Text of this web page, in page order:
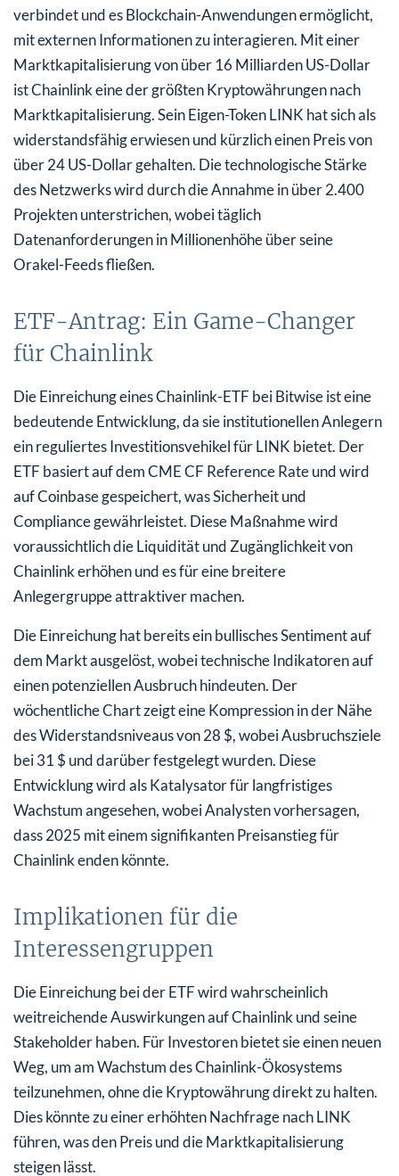
verbindet und es Blockchain-Anwendungen ermöglicht,
mit externen Informationen zu interagieren. Mit einer
Marktkapitalisierung von über 16 Milliarden US-Dollar
ist Chainlink eine der größten Kryptowährungen nach
Marktkapitalisierung. Sein Eigen-Token LINK hat sich als
widerstandsfähig erwiesen und kürzlich einen Preis von
über 24 US-Dollar gehalten. Die technologische Stärke
des Netzwerks wird durch die Annahme in über 2.400
Projekten unterstrichen, wobei täglich
Datenanforderungen in Millionenhöhe über seine
Orakel-Feeds fließen.
ETF-Antrag: Ein Game-Changer
für Chainlink
Die Einreichung eines Chainlink-ETF bei Bitwise ist eine
bedeutende Entwicklung, da sie institutionellen Anlegern
ein reguliertes Investitionsvehikel für LINK bietet. Der
ETF basiert auf dem CME CF Reference Rate und wird
auf Coinbase gespeichert, was Sicherheit und
Compliance gewährleistet. Diese Maßnahme wird
voraussichtlich die Liquidität und Zugänglichkeit von
Chainlink erhöhen und es für eine breitere
Anlegergruppe attraktiver machen.
Die Einreichung hat bereits ein bullisches Sentiment auf
dem Markt ausgelöst, wobei technische Indikatoren auf
einen potenziellen Ausbruch hindeuten. Der
wöchentliche Chart zeigt eine Kompression in der Nähe
des Widerstandsniveaus von 28 $, wobei Ausbruchsziele
bei 31 $ und darüber festgelegt wurden. Diese
Entwicklung wird als Katalysator für langfristiges
Wachstum angesehen, wobei Analysten vorhersagen,
dass 2025 mit einem signifikanten Preisanstieg für
Chainlink enden könnte.
Implikationen für die
Interessengruppen
Die Einreichung bei der ETF wird wahrscheinlich
weitreichende Auswirkungen auf Chainlink und seine
Stakeholder haben. Für Investoren bietet sie einen neuen
Weg, um am Wachstum des Chainlink-Ökosystems
teilzunehmen, ohne die Kryptowährung direkt zu halten.
Dies könnte zu einer erhöhten Nachfrage nach LINK
führen, was den Preis und die Marktkapitalisierung
steigen lässt.